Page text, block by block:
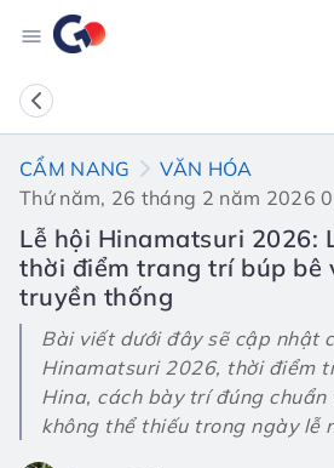
CẨM NANG
VĂN HÓA
Thứ năm, 26 tháng 2 năm 2026
Lễ hội Hinamatsuri 2026:
thời điểm trang trí búp bê
truyền thống
Bài viết dưới đây sẽ cập nhật
Hinamatsuri 2026, thời điểm
Hina, cách bày trí đúng chuẩn
không thể thiếu trong ngày lễ